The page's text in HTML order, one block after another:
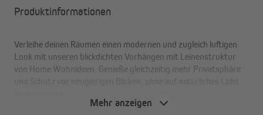
Produktinformationen
Verleihe deinen Räumen einen modernen und zugleich luftigen
Look mit unseren blickdichten Vorhängen mit Leinenstruktur
von Home Wohnideen. Genieße gleichzeitig mehr Privatsphäre
Mehr anzeigen